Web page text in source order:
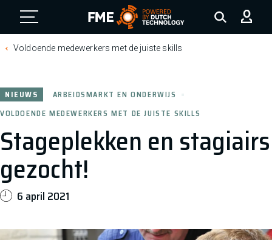
FME Logo, to the homepage
Voldoende medewerkers met de juiste skills
Stageplekken en stagiairs
gezocht!
NIEUWS
ARBEIDSMARKT EN ONDERWIJS
VOLDOENDE MEDEWERKERS MET DE JUISTE SKILLS
6 april 2021